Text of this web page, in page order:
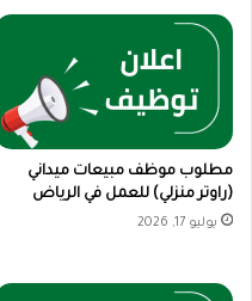
مطلوب موظف مبيعات ميداني
(راوتر منزلي) للعمل في الرياض
يوليو 17, 2026